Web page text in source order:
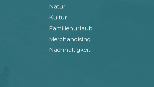
Natur
Kultur
Familienurlaub
Merchandising
Nachhaltigkeit